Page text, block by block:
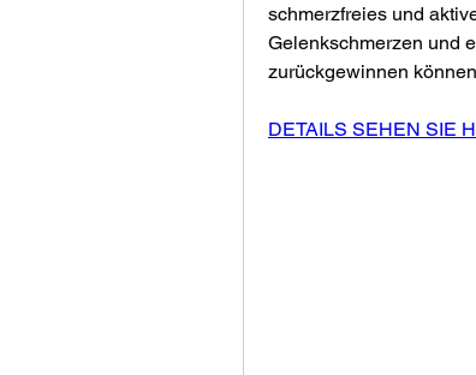
schmerzfreies und
Gelenkschmerzen und
zurückgewinnen
DETAILS SEHEN SIE